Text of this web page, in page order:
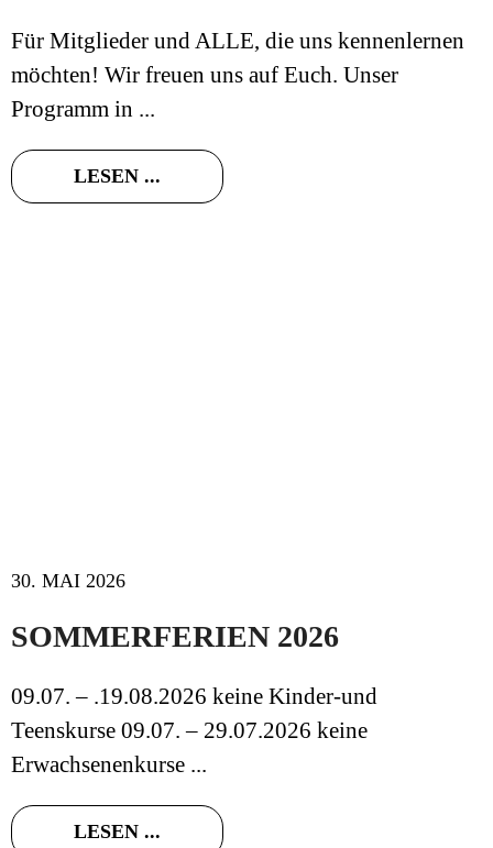
Für Mitglieder und ALLE, die uns kennenlernen
möchten! Wir freuen uns auf Euch. Unser
Programm in ...
LESEN ...
30. MAI 2026
SOMMERFERIEN 2026
09.07. – .19.08.2026 keine Kinder-und
Teenskurse 09.07. – 29.07.2026 keine
Erwachsenenkurse ...
LESEN ...